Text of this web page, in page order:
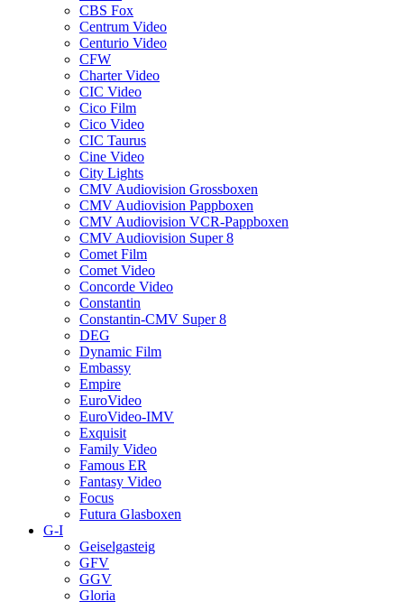
CBS Fox
Centrum Video
Centurio Video
CFW
Charter Video
CIC Video
Cico Film
Cico Video
CIC Taurus
Cine Video
City Lights
CMV Audiovision Grossboxen
CMV Audiovision Pappboxen
CMV Audiovision VCR-Pappboxen
CMV Audiovision Super 8
Comet Film
Comet Video
Concorde Video
Constantin
Constantin-CMV Super 8
DEG
Dynamic Film
Embassy
Empire
EuroVideo
EuroVideo-IMV
Exquisit
Family Video
Famous ER
Fantasy Video
Focus
Futura Glasboxen
G-I
Geiselgasteig
GFV
GGV
Gloria